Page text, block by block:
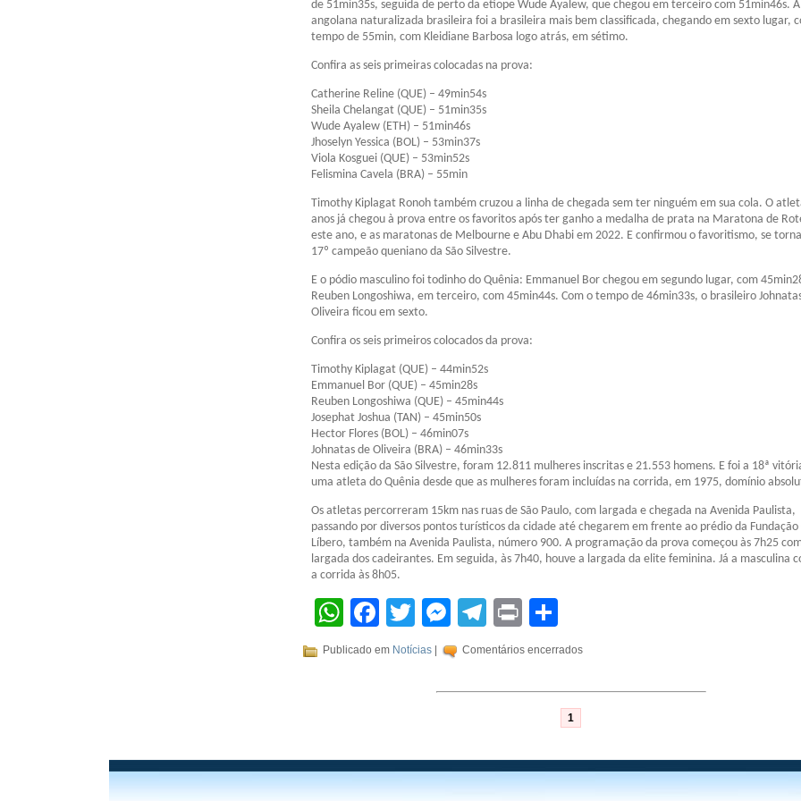
de 51min35s, seguida de perto da etíope Wude Ayalew, que chegou em terceiro com 51min46s. A
angolana naturalizada brasileira foi a brasileira mais bem classificada, chegando em sexto lugar,
tempo de 55min, com Kleidiane Barbosa logo atrás, em sétimo.
Confira as seis primeiras colocadas na prova:
Catherine Reline (QUE) – 49min54s
Sheila Chelangat (QUE) – 51min35s
Wude Ayalew (ETH) – 51min46s
Jhoselyn Yessica (BOL) – 53min37s
Viola Kosguei (QUE) – 53min52s
Felismina Cavela (BRA) – 55min
Timothy Kiplagat Ronoh também cruzou a linha de chegada sem ter ninguém em sua cola. O
anos já chegou à prova entre os favoritos após ter ganho a medalha de prata na Maratona de
este ano, e as maratonas de Melbourne e Abu Dhabi em 2022. E confirmou o favoritismo, se
17º campeão queniano da São Silvestre.
E o pódio masculino foi todinho do Quênia: Emmanuel Bor chegou em segundo lugar, com
Reuben Longoshiwa, em terceiro, com 45min44s. Com o tempo de 46min33s, o brasileiro
Oliveira ficou em sexto.
Confira os seis primeiros colocados da prova:
Timothy Kiplagat (QUE) – 44min52s
Emmanuel Bor (QUE) – 45min28s
Reuben Longoshiwa (QUE) – 45min44s
Josephat Joshua (TAN) – 45min50s
Hector Flores (BOL) – 46min07s
Johnatas de Oliveira (BRA) – 46min33s
Nesta edição da São Silvestre, foram 12.811 mulheres inscritas e 21.553 homens. E foi a 18ª
uma atleta do Quênia desde que as mulheres foram incluídas na corrida, em 1975, domínio
Os atletas percorreram 15km nas ruas de São Paulo, com largada e chegada na Avenida Paulista,
passando por diversos pontos turísticos da cidade até chegarem em frente ao prédio da Fundação
Líbero, também na Avenida Paulista, número 900. A programação da prova começou às 7h25
largada dos cadeirantes. Em seguida, às 7h40, houve a largada da elite feminina. Já a masculina
a corrida às 8h05.
WhatsApp
Facebook
TwitterMessenger
Telegram
Print
Publicado em Notícias | Comentários encerrados
1